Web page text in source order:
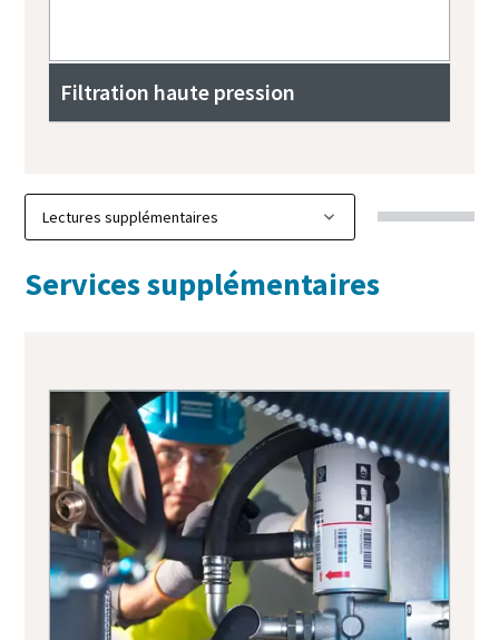
Filtration haute pression
Services supplémentaires